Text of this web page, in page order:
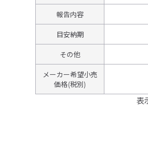
報告内容
目安納期
その他
メーカー希望小売
価格(税別)
表